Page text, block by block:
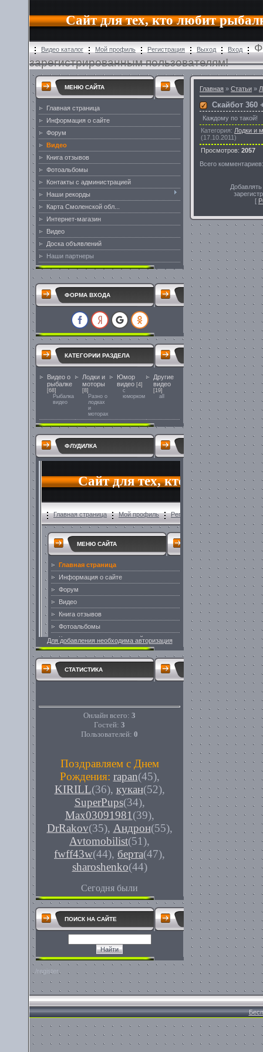
Сайт для тех, кто любит
Видео каталог Мой профиль Регистрация Выход Вход
зарегистрированным пользователям!
МЕНЮ САЙТА
Главная страница
Информация о сайте
Форум
Видео
Книга отзывов
Фотоальбомы
Контакты с администрацией
Наши рекорды
Карта Смоленской обл...
Интернет-магазин
Видео
Доска объявлений
Наши партнеры
ФОРМА ВХОДА
КАТЕГОРИИ РАЗДЕЛА
Видео о
рыбалке
[68]
Рыбалка
видео
Лодки и
моторы
[8]
Разно о
лодках
и
моторах
Юмор
видео [4]
с
юморком
Другие
видео
[19]
all
ФЛУДИЛКА
Для добавления необходима авторизация
СТАТИСТИКА
Онлайн всего: 3
Гостей: 3
Пользователей: 0
Поздравляем с Днем
Рождения: rapan(45),
KIRILL(36), кукан(52),
SuperPups(34),
Max03091981 (39),
DrRakov(35), Андрон(55),
Avtomobilist(51),
fwff43w(44), берта(47),
sharoshenko(44)
Сегодня были
ПОИСК НА САЙТЕ
/register
Главная » Статьи »
Скайбот 360
Каждому по такой!
Категория: Лодки и
(17.10.2011)
Просмотров: 2057
Всего комментариев
[